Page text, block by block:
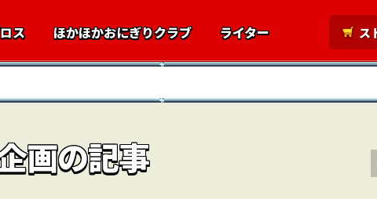
ス ほかほかおにぎりクラブ ライター ス
画の記事